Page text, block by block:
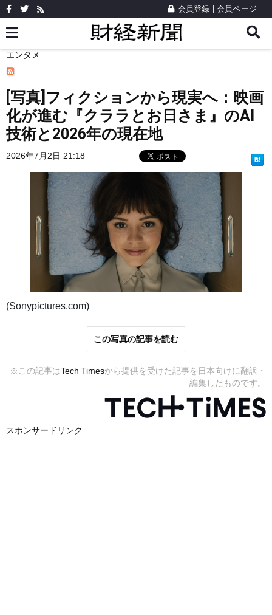
会員登録 会員ページ
エンタメ
[写真]フィクションから現実へ：映画
化が進む『クララとお日さま』のAI
技術と2026年の現在地
2026年7月2日 21:18
(Sonypictures.com)
この写真の記事を読む
※この記事はTech Timesから提供を受けた記事を日本向けに翻訳・
編集したものです。
スポンサードリンク